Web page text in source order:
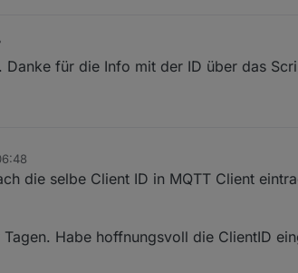
Danke für die Info mit der ID über das
die selbe Client ID in MQTT Client
Habe hoffnungsvoll die ClientID